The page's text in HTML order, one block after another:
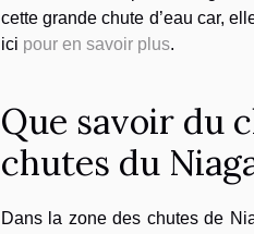
cette grande chute d’eau car,
ici pour en savoir plus.
Que savoir du
chutes du
Dans la zone des chutes de